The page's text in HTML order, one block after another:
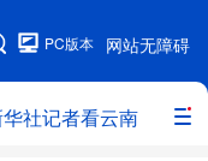
网站无障碍
PC版本
社记者看云南 政务